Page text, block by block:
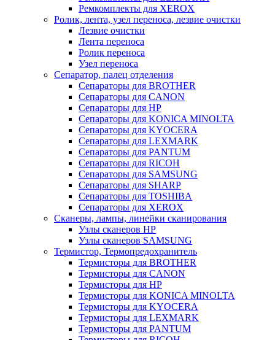
Ремкомплекты для XEROX
Ролик, лента, узел переноса, лезвие очистки
Лезвие очистки
Лента переноса
Ролик переноса
Узел переноса
Сепаратор, палец отделения
Сепараторы для BROTHER
Сепараторы для CANON
Сепараторы для HP
Сепараторы для KONICA MINOLTA
Сепараторы для KYOCERA
Сепараторы для LEXMARK
Сепараторы для PANTUM
Сепараторы для RICOH
Сепараторы для SAMSUNG
Сепараторы для SHARP
Сепараторы для TOSHIBA
Сепараторы для XEROX
Сканеры, лампы, линейки сканирования
Узлы сканеров HP
Узлы сканеров SAMSUNG
Термистор, Термопредохранитель
Термисторы для BROTHER
Термисторы для CANON
Термисторы для HP
Термисторы для KONICA MINOLTA
Термисторы для KYOCERA
Термисторы для LEXMARK
Термисторы для PANTUM